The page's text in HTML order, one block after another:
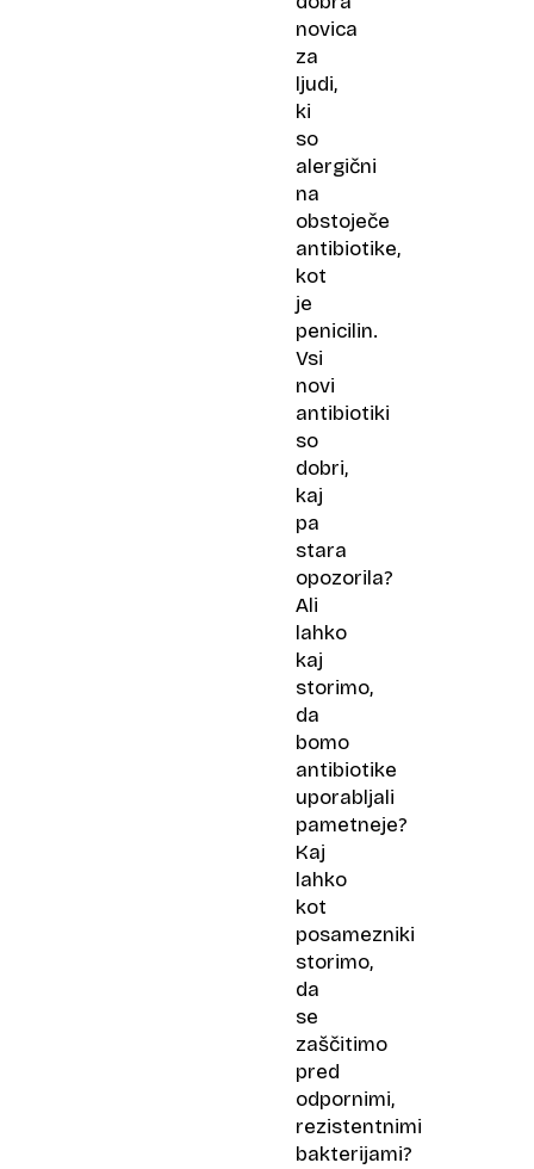
novica
za
ljudi,
ki
so
alergični
na
obstoječe
antibiotike,
kot
je
penicilin.
Vsi
novi
antibiotiki
so
dobri,
kaj
pa
stara
opozorila?
Ali
lahko
kaj
storimo,
da
bomo
antibiotike
uporabljali
pametneje?
Kaj
lahko
kot
posamezniki
storimo,
da
se
zaščitimo
pred
odpornimi,
rezistentnimi
bakterijami?